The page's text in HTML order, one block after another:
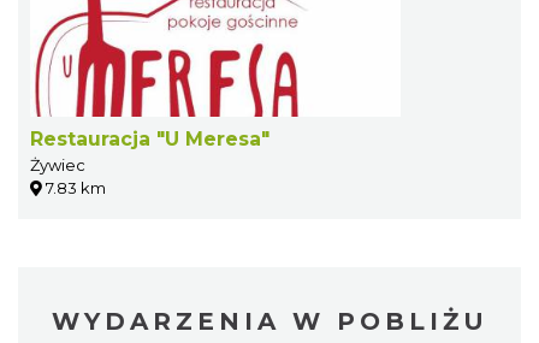
Restauracja "U Meresa"
Żywiec
7.83 km
WYDARZENIA W POBLIŻU